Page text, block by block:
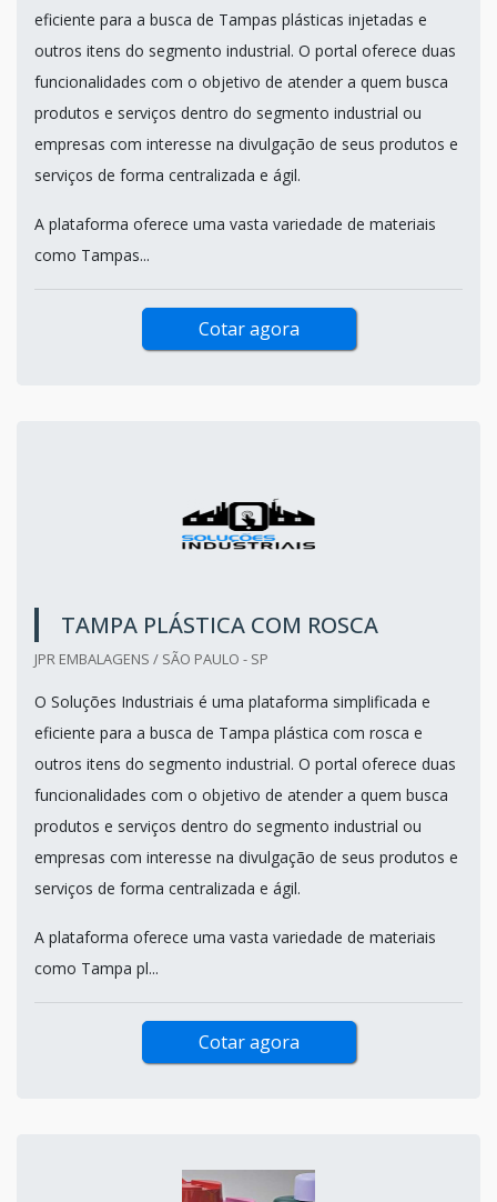
eficiente para a busca de Tampas plásticas injetadas e
outros itens do segmento industrial. O portal oferece duas
funcionalidades com o objetivo de atender a quem busca
produtos e serviços dentro do segmento industrial ou
empresas com interesse na divulgação de seus produtos e
serviços de forma centralizada e ágil.
A plataforma oferece uma vasta variedade de materiais
como Tampas...
Cotar agora
TAMPA PLÁSTICA COM ROSCA
JPR EMBALAGENS / SÃO PAULO - SP
O Soluções Industriais é uma plataforma simplificada e
eficiente para a busca de Tampa plástica com rosca e
outros itens do segmento industrial. O portal oferece duas
funcionalidades com o objetivo de atender a quem busca
produtos e serviços dentro do segmento industrial ou
empresas com interesse na divulgação de seus produtos e
serviços de forma centralizada e ágil.
A plataforma oferece uma vasta variedade de materiais
como Tampa pl...
Cotar agora